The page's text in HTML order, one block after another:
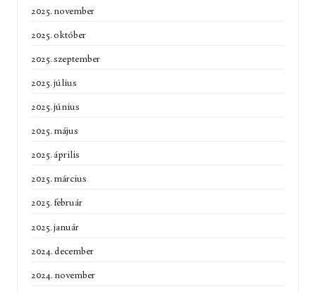
2025. november
2025. október
2025. szeptember
2025. július
2025. június
2025. május
2025. április
2025. március
2025. február
2025. január
2024. december
2024. november